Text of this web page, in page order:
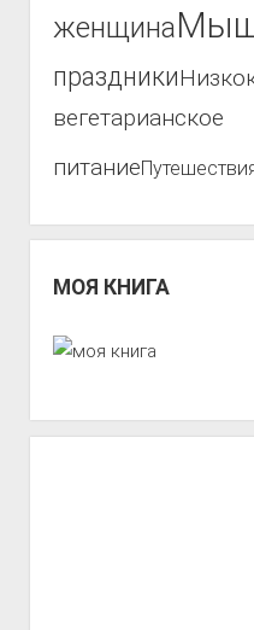
женщина
праздники
вегетарианское
питание
МОЯ КНИГА